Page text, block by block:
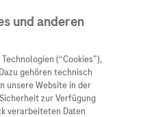
Unternehmen
Übersicht
Innovation
und anderen
(“Cookies”),
gehören technisch
unsere Website in der
zur Verfügung
verarbeiteten Daten